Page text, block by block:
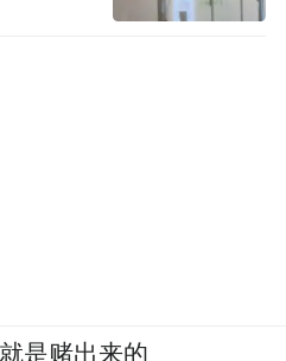
也同步发车。
是赌出来的